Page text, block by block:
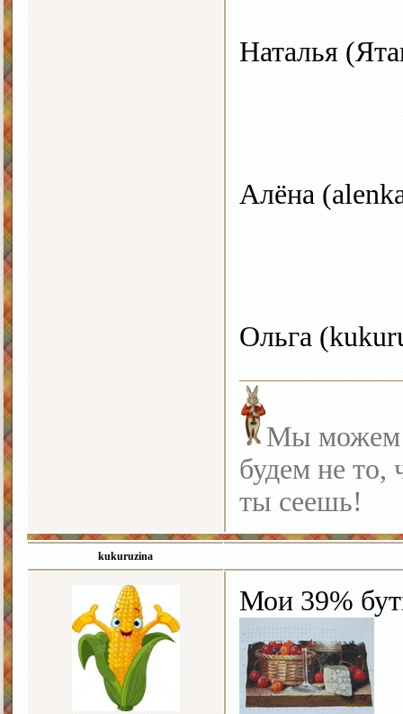
Наталья
Алёна
Ольга
Мы можем
будем не то,
ты сеешь!
kukuruzina
Мои 39%